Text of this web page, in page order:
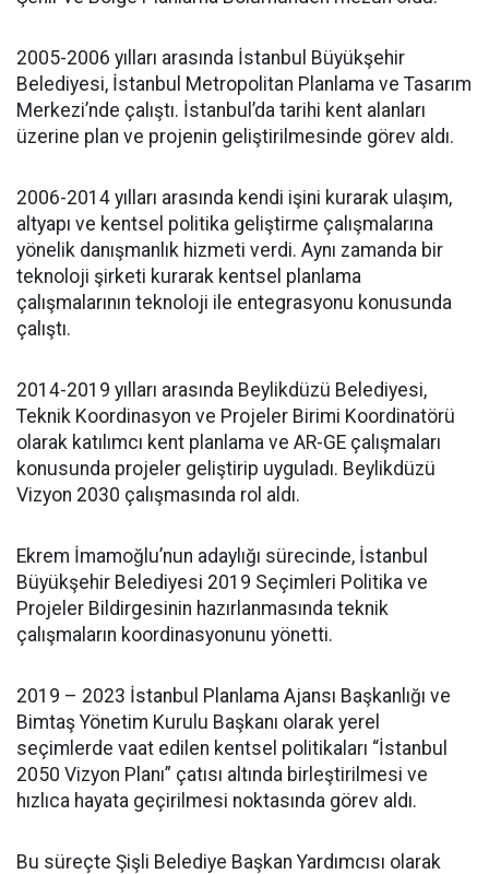
2005-2006 yılları arasında İstanbul Büyükşehir
Belediyesi, İstanbul Metropolitan Planlama ve Tasarım
Merkezi’nde çalıştı. İstanbul’da tarihi kent alanları
üzerine plan ve projenin geliştirilmesinde görev aldı.
2006-2014 yılları arasında kendi işini kurarak ulaşım,
altyapı ve kentsel politika geliştirme çalışmalarına
yönelik danışmanlık hizmeti verdi. Aynı zamanda bir
teknoloji şirketi kurarak kentsel planlama
çalışmalarının teknoloji ile entegrasyonu konusunda
çalıştı.
2014-2019 yılları arasında Beylikdüzü Belediyesi,
Teknik Koordinasyon ve Projeler Birimi Koordinatörü
olarak katılımcı kent planlama ve AR-GE çalışmaları
konusunda projeler geliştirip uyguladı. Beylikdüzü
Vizyon 2030 çalışmasında rol aldı.
Ekrem İmamoğlu’nun adaylığı sürecinde, İstanbul
Büyükşehir Belediyesi 2019 Seçimleri Politika ve
Projeler Bildirgesinin hazırlanmasında teknik
çalışmaların koordinasyonunu yönetti.
2019 – 2023 İstanbul Planlama Ajansı Başkanlığı ve
Bimtaş Yönetim Kurulu Başkanı olarak yerel
seçimlerde vaat edilen kentsel politikaları “İstanbul
2050 Vizyon Planı” çatısı altında birleştirilmesi ve
hızlıca hayata geçirilmesi noktasında görev aldı.
Bu süreçte Şişli Belediye Başkan Yardımcısı olarak